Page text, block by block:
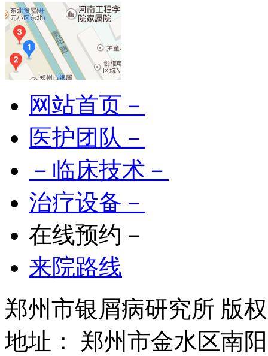
网站首页－
医护团队－
－临床技术－
治疗设备－
在线预约－
来院路线
郑州市银屑病研究所 版
地址： 郑州市金水区南